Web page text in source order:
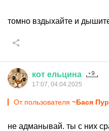
томно вздыхайте и
кот ельцина
17:07, 04.04.2025
От пользователя ~Бася
не адманывай. ты с них